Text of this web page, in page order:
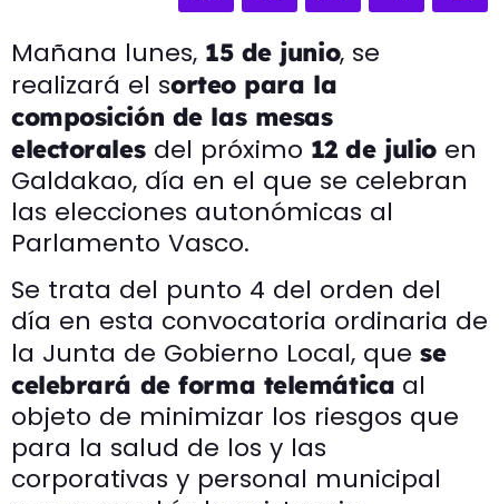
Mañana lunes, 15 de junio, se
realizará el sorteo para la
composición de las mesas
electorales del próximo 12 de julioen
Galdakao, día en el que se celebran
las elecciones autonómicas al
Parlamento Vasco.
Se trata del punto 4 del orden del
día en esta convocatoria ordinaria de
la Junta de Gobierno Local, que se
celebrará de forma telemática al
objeto de minimizar los riesgos que
para la salud de los y las
corporativas y personal municipal